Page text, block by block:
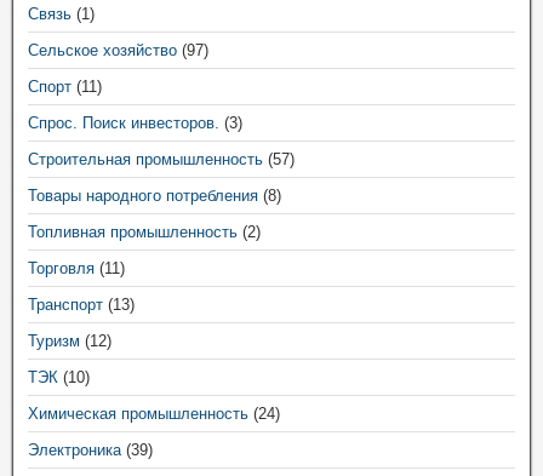
Связь (1)
Сельское хозяйство (97)
Спорт (11)
Спрос. Поиск инвесторов. (3)
Строительная промышленность (57)
Товары народного потребления (8)
Топливная промышленность (2)
Торговля (11)
Транспорт (13)
Туризм (12)
ТЭК (10)
Химическая промышленность (24)
Электроника(39)